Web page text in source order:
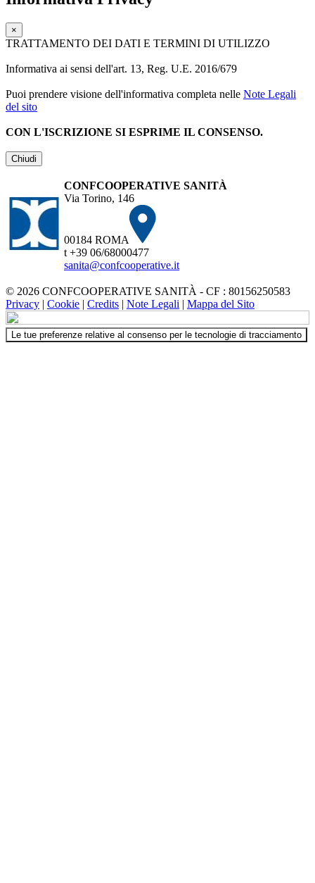
×
TRATTAMENTO DEI DATI E TERMINI DI UTILIZZO
Informativa ai sensi dell'art. 13, Reg. U.E. 2016/679
Puoi prendere visione dell'informativa completa nelle Note Legali
del sito
CON L'ISCRIZIONE SI ESPRIME IL CONSENSO.
Chiudi
CONFCOOPERATIVE SANITÀ
Via Torino, 146
00184 ROMA
t +39 06/68000477
sanita@confcooperative.it
© 2026 CONFCOOPERATIVE SANITÀ - CF : 80156250583
Privacy | Cookie | Credits | Note Legali | Mappa del Sito
Le tue preferenze relative al consenso per le tecnologie di tracciamento